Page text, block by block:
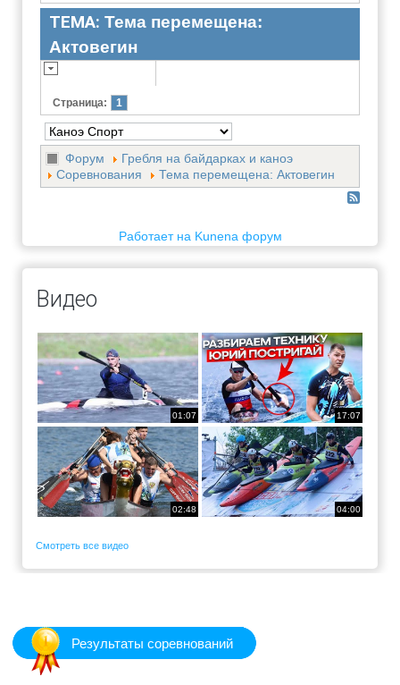
ТЕМА: Тема перемещена:
Актовегин
Страница: 1
Форум
Гребля на байдарках и каноэ
Соревнования
Тема перемещена: Актовегин
Работает на Kunena форум
Видео
01:07 17:07
02:48 04:00
Смотреть все видео
Результаты соревнований